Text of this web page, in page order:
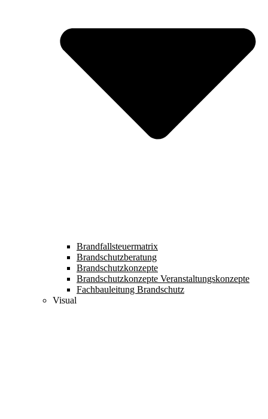
Brandfallsteuermatrix
Brandschutzberatung
Brandschutzkonzepte
Brandschutzkonzepte Veranstaltungskonzepte
Fachbauleitung Brandschutz
Visual